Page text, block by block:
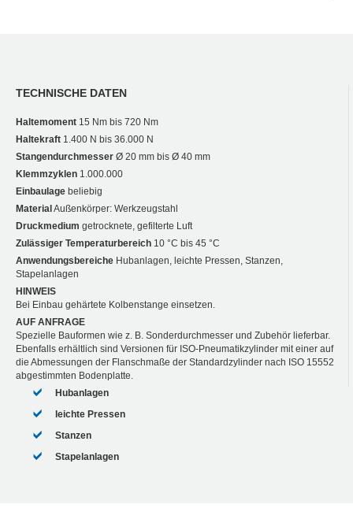
TECHNISCHE DATEN
Haltemoment 15 Nm bis 720 Nm
Haltekraft 1.400 N bis 36.000 N
Stangendurchmesser Ø 20 mm bis Ø 40 mm
Klemmzyklen 1.000.000
Einbaulage beliebig
MaterialAußenkörper: Werkzeugstahl
Druckmedium getrocknete, gefilterte Luft
Zulässiger Temperaturbereich 10 °C bis 45 °C
Anwendungsbereiche Hubanlagen, leichte Pressen, Stanzen,
Stapelanlagen
HINWEIS
Bei Einbau gehärtete Kolbenstange einsetzen.
AUF ANFRAGE
Spezielle Bauformen wie z. B. Sonderdurchmesser und Zubehör lieferbar.
Ebenfalls erhältlich sind Versionen für ISO-Pneumatikzylinder mit einer auf
die Abmessungen der Flanschmaße der Standardzylinder nach ISO 15552
abgestimmten Bodenplatte.
Hubanlagen
leichte Pressen
Stanzen
Stapelanlagen